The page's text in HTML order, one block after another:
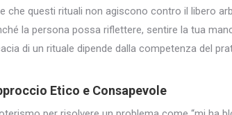
che questi rituali non agiscono contro il libero
la persona possa riflettere, sentire la tua
di un rituale dipende dalla competenza del
Etico e Consapevole